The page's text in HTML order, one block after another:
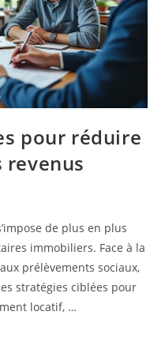
pour réduire
revenus
de plus en plus
immobiliers. Face à la
prélèvements sociaux,
stratégies ciblées pour
locatif, …